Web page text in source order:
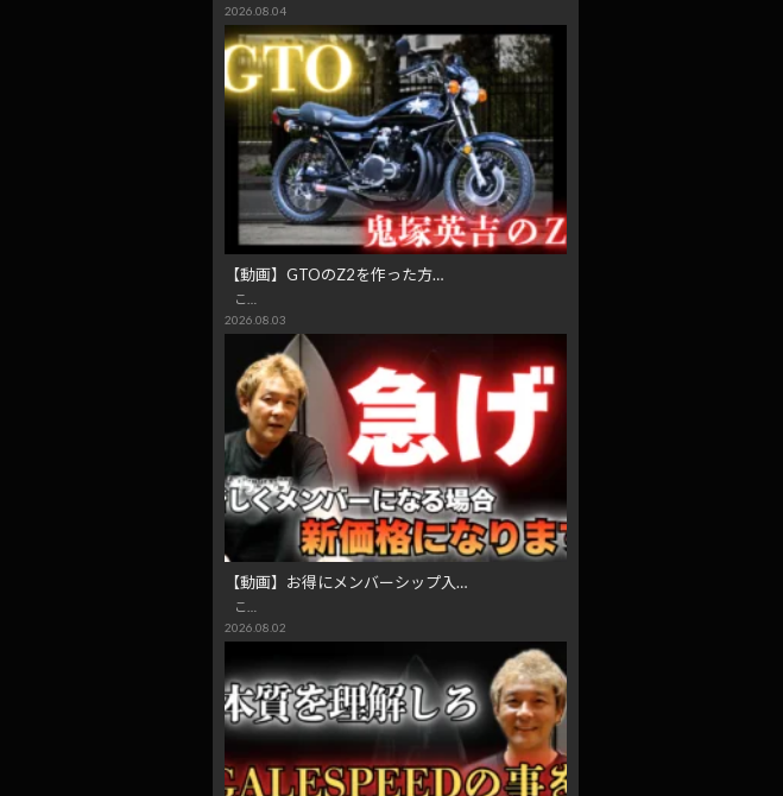
2026.08.04
【動画】GTOのZ2を作った方…
こ…
2026.08.03
【動画】お得にメンバーシップ入…
こ…
2026.08.02